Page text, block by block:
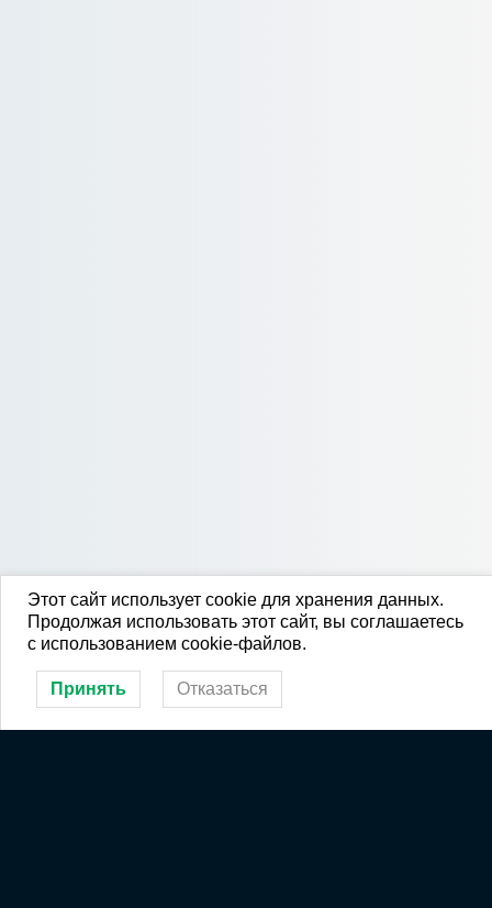
Этот сайт использует cookie для хранения данных.
Продолжая использовать этот сайт, вы соглашаетесь
с использованием cookie-файлов.
Принять Отказаться